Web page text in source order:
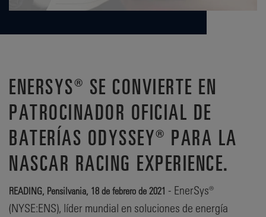
ENERSYS® SE CONVIERTE EN
PATROCINADOR OFICIAL DE
BATERÍAS ODYSSEY® PARA LA
NASCAR RACING EXPERIENCE.
READING, Pensilvania, 18 de febrero de 2021 - EnerSys®
(NYSE:ENS), líder mundial en soluciones de energía